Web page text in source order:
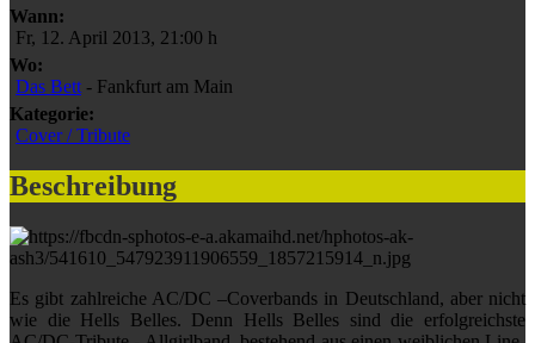
Wann:
Fr, 12. April 2013, 21:00 h
Wo:
Das Bett - Fankfurt am Main
Kategorie:
Cover / Tribute
Beschreibung
Es gibt zahlreiche AC/DC –Coverbands in Deutschland, aber nicht
wie die Hells Belles. Denn Hells Belles sind die erfolgreichste